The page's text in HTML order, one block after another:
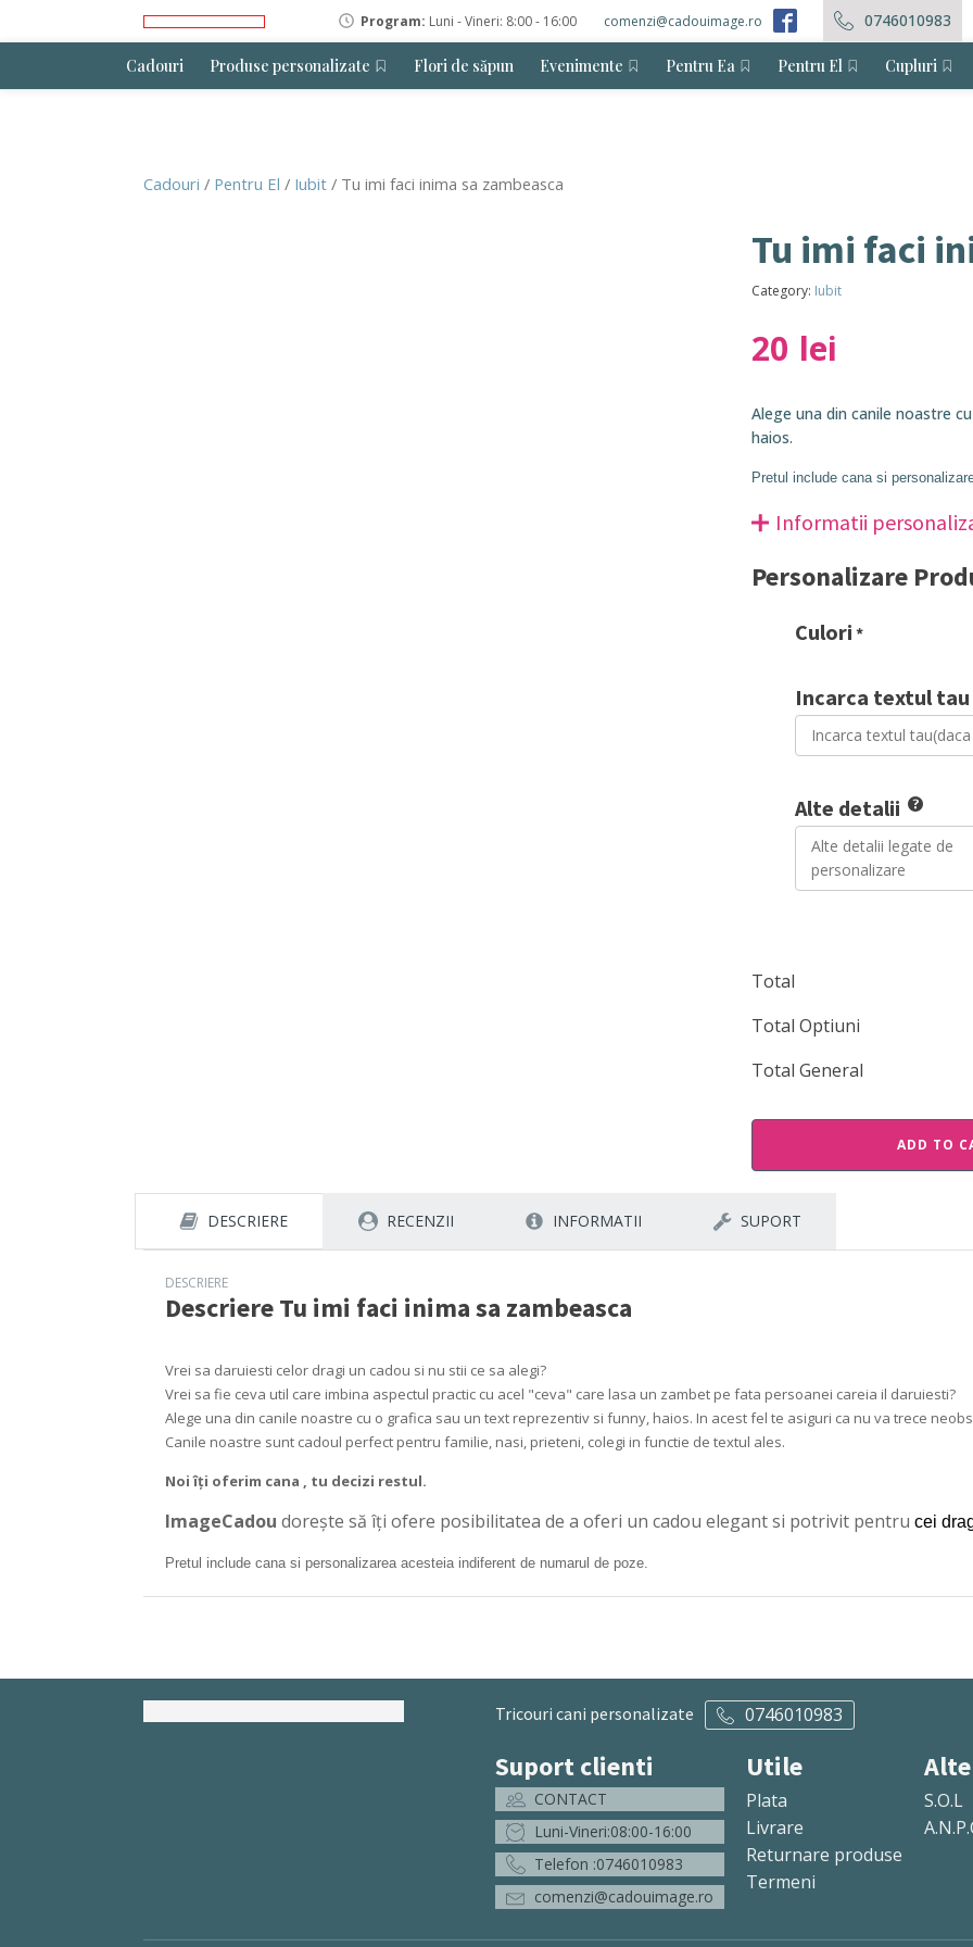
Program: Luni - Vineri: 8:00 - 16:00 comenzi@cadouimage.ro 0746010983
Cadouri Produse personalizate Flori de săpun Evenimente Pentru Ea Pentru El Cupluri
Cadouri / Pentru El / Iubit / Tu imi faci inima sa zambeasca
Tu imi faci
Category: Iubit
20 lei
Alege una din canile noastre
haios.
Pretul include cana si
Informatii
Personalizare
Culori *
Incarca textul tau
Alte detalii
Total
Total Optiuni
Total General
ADD TO
DESCRIERE RECENZII INFORMATII SUPORT
DESCRIERE
DescriereTu imi faci inima sa zambeasca
Vrei sa daruiesti celor dragi un cadou si nu stii ce sa alegi?
Vrei sa fie ceva util care imbina aspectul practic cu acel "ceva" care lasa un zambet pe fata persoanei careia il daruiesti?
Alege una din canile noastre cu o grafica sau un text reprezentiv si funny, haios. In acest fel te asiguri ca nu va trece
Canile noastre sunt cadoul perfect pentru familie, nasi, prieteni, colegi in functie de textul ales.
Noi îți oferim cana , tu decizi restul.
ImageCadou dorește să îți ofere posibilitatea de a oferi un cadou elegant si potrivit pentru cei
Pretul include cana si personalizarea acesteia indiferent de numarul de poze.
Tricouri cani personalizate 0746010983
Suport clienti
CONTACT
Luni-Vineri:08:00-16:00
Telefon :0746010983
comenzi@cadouimage.ro
Utile
Plata
Livrare
Returnare produse
Termeni
S.O.L